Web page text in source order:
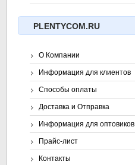
PLENTYCOM.RU
О Компании
Информация для клиентов
Способы оплаты
Доставка и Отправка
Информация для оптовиков
Прайс-лист
Контакты